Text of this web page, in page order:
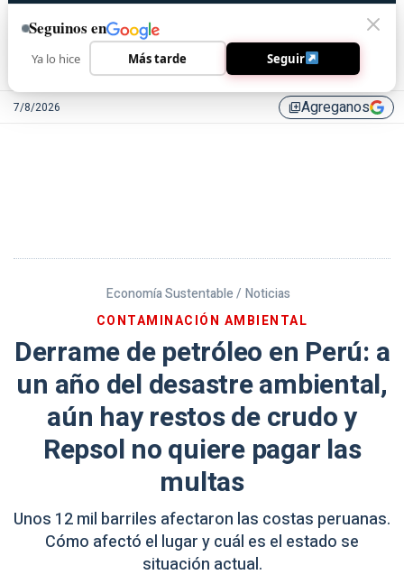
7/8/2026 library_addAgreganos
Economía Sustentable / Noticias
CONTAMINACIÓN AMBIENTAL
Derrame de petróleo en Perú: a
un año del desastre ambiental,
aún hay restos de crudo y
Repsol no quiere pagar las
multas
Unos 12 mil barriles afectaron las costas peruanas.
Cómo afectó el lugar y cuál es el estado se
situación actual.
Seguinos en
Ya lo hice Más tarde Seguir